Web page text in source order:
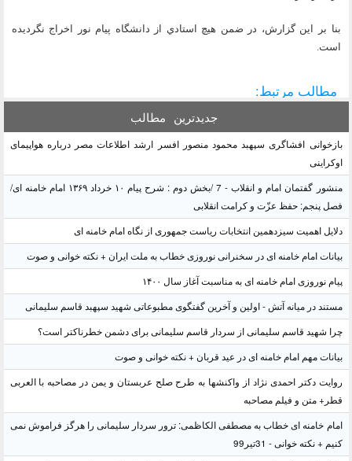
بنا بر اين گزارش، در ضمن هيچ استادي از دانشگاه پيام نور اخراج نگرديده
است.
مطالب مرتبط:
جدیدترین مطالب
بازخوانی افشاگری سپهبد محمود منصور افسر ارشد اطلاعات مصر درباره هواپیمای
اوکراینی
منشور گفتمان امام و انقلاب - 7 /بخش دوم : شرح پیام ۱۰ خرداد ۱۳۶۹ امام خامنه ای/
فصل پنجم: حفظ عزّت و کرامت انقلابی
دلایل اهمیت سیزدهمین انتخابات ریاست جمهوری از نگاه امام خامنه ای
بیانات امام خامنه ای در سخنرانی نوروزی خطاب به ملت ایران + نکته خوانی و صوت
پیام نوروزی امام خامنه ای به مناسبت آغاز سال ۱۴۰۰
مستند در میانه آتش - اولین و آخرین گفتگوی مطبوعاتی شهید سپهبد قاسم سلیمانی
چرا شهید قاسم سلیمانی از سردار قاسم سلیمانی برای دشمن خطرناکتر است؟
بیانات مهم امام خامنه ای در عید قربان + نکته خوانی و صوت
روایت دکتر احمدی نژاد از واکنشها به طرح صلح عربستان و یمن در مصاحبه با العربی
قطر+ متن و فیلم مصاحبه
امام خامنه ای خطاب به مصطفی الکاظمی: ترور سردار سلیمانی را هرگز فراموش نمی
کنیم + نکته خوانی - 31تیر99